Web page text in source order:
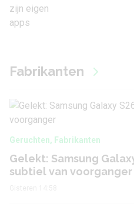
Fabrikanten
Geruchten, Fabrikanten
Gelekt: Samsung
subtiel van voorganger